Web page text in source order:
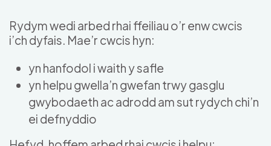
Rydym wedi arbed rhai ffeiliau o’r enw cwcis
i’ch dyfais. Mae’r cwcis hyn:
yn hanfodol i waith y safle
yn helpu gwella’n gwefan trwy gasglu
gwybodaeth ac adrodd am sut rydych chi’n
ei defnyddio